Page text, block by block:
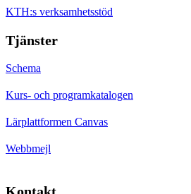
KTH:s verksamhetsstöd
Tjänster
Schema
Kurs- och programkatalogen
Lärplattformen Canvas
Webbmejl